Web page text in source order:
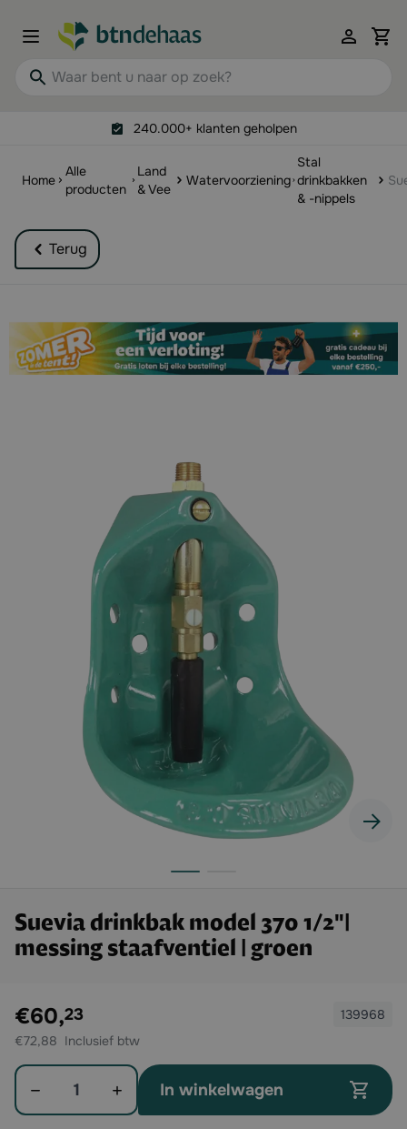
Waar bent u naar op zoek?
240.000+ klanten geholpen
Home
Alle
producten
Land
& Vee
Watervoorziening
Stal
drinkbakken
& -nippels
Terug
Suevia drinkbak model 370 1/2"|
messing staafventiel | groen
Exclusief btw:
€60,23
€72,88
139968
Aantal
In winkelwagen